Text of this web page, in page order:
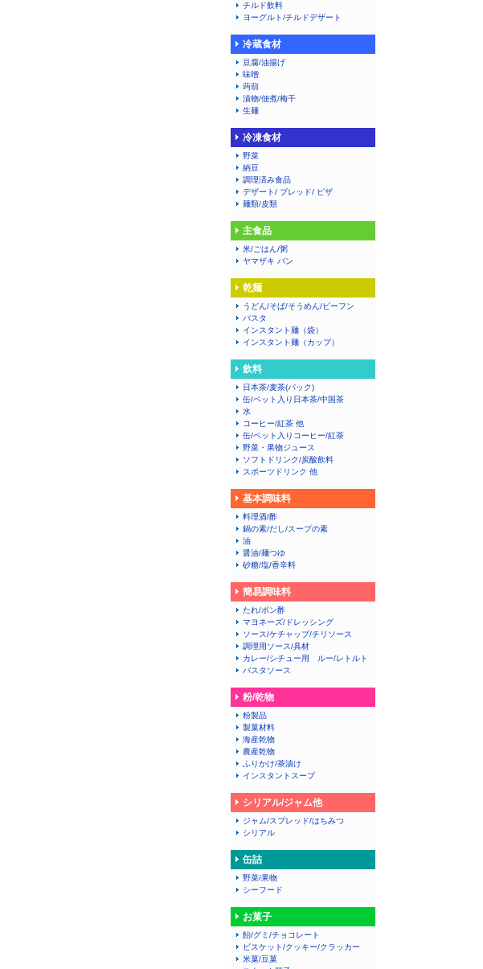
チルド飲料
ヨーグルト/チルドデザート
冷蔵食材
豆腐/油揚げ
味噌
蒟蒻
漬物/佃煮/梅干
生麺
冷凍食材
野菜
納豆
調理済み食品
デザート/ ブレッド/ ピザ
麺類/皮類
主食品
米/ごはん/粥
ヤマザキ パン
乾麺
うどん/そば/そうめん/ビーフン
パスタ
インスタント麺（袋）
インスタント麺（カップ）
飲料
日本茶/麦茶(パック)
缶/ペット入り日本茶/中国茶
水
コーヒー/紅茶 他
缶/ペット入りコーヒー/紅茶
野菜・果物ジュース
ソフトドリンク/炭酸飲料
スポーツドリンク 他
基本調味料
料理酒/酢
鍋の素/だし/スープの素
油
醤油/麺つゆ
砂糖/塩/香辛料
簡易調味料
たれ/ポン酢
マヨネーズ/ドレッシング
ソース/ケチャップ/チリソース
調理用ソース/具材
カレー/シチュー用 ルー/レトルト
パスタソース
粉/乾物
粉製品
製菓材料
海産乾物
農産乾物
ふりかけ/茶漬け
インスタントスープ
シリアル/ジャム他
ジャム/スプレッド/はちみつ
シリアル
缶詰
野菜/果物
シーフード
お菓子
飴/グミ/チョコレート
ビスケット/クッキー/クラッカー
米菓/豆菓